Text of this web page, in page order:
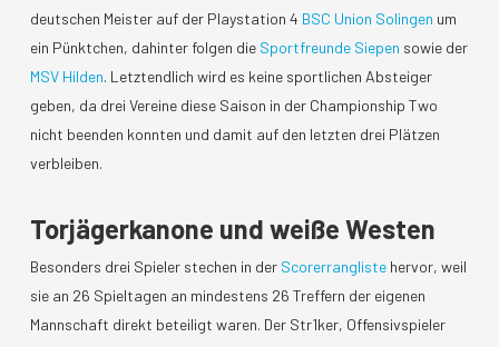
deutschen Meister auf der Playstation 4 BSC Union Solingen um
ein Pünktchen, dahinter folgen die Sportfreunde Siepen sowie der
MSV Hilden. Letztendlich wird es keine sportlichen Absteiger
geben, da drei Vereine diese Saison in der Championship Two
nicht beenden konnten und damit auf den letzten drei Plätzen
verbleiben.
Torjägerkanone und weiße Westen
Besonders drei Spieler stechen in der Scorerranglistehervor, weil
sie an 26 Spieltagen an mindestens 26 Treffern der eigenen
Mannschaft direkt beteiligt waren. Der Str1ker, Offensivspieler